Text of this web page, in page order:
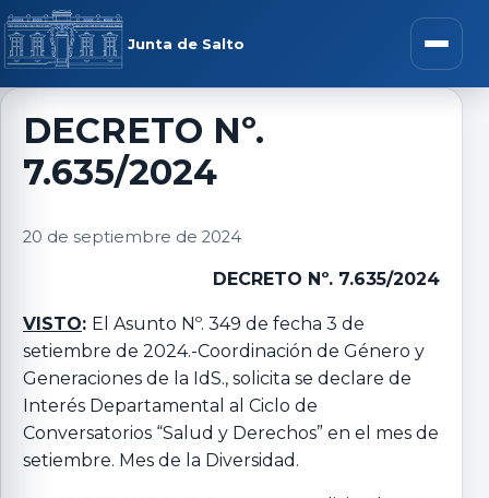
Saltar al contenido
Junta de Salto Abrir
menú
DECRETO Nº.
7.635/2024
20 de septiembre de 2024
DECRETO Nº. 7.635/2024
VISTO: El Asunto Nº. 349 de fecha 3 de
setiembre de 2024.-Coordinación de Género y
Generaciones de la IdS., solicita se declare de
Interés Departamental al Ciclo de
Conversatorios “Salud y Derechos” en el mes de
setiembre. Mes de la Diversidad.